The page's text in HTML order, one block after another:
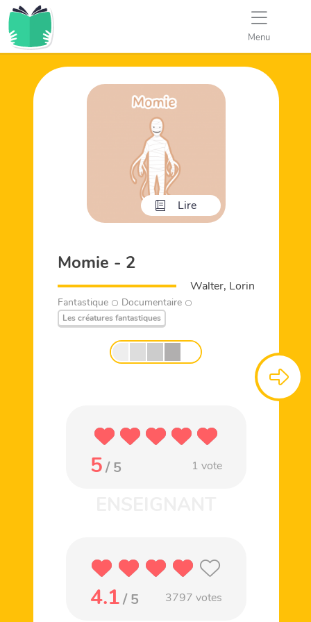
Menu
Lire
Momie - 2
Walter, Lorin
Fantastique Documentaire
Les créatures fantastiques
5/ 5 1 vote
4.1/ 5 3797 votes